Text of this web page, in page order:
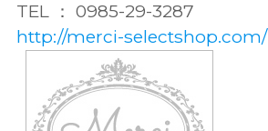
TEL ： 0985-29-3287
http://merci-selectshop.com/